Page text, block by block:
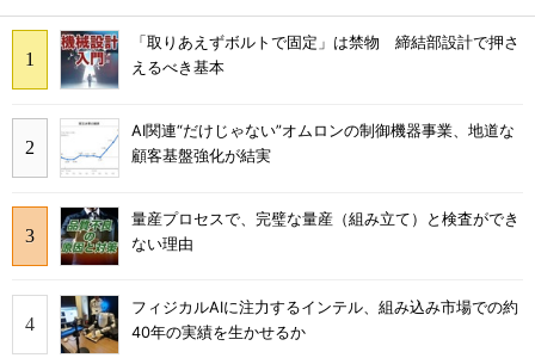
「取りあえずボルトで固定」は禁物 締結部設計で押さ
えるべき基本
AI関連“だけじゃない”オムロンの制御機器事業、地道な
顧客基盤強化が結実
量産プロセスで、完璧な量産（組み立て）と検査ができ
ない理由
フィジカルAIに注力するインテル、組み込み市場での約
40年の実績を生かせるか